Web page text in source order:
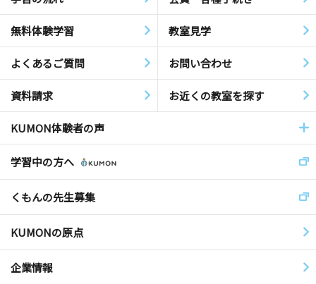
無料体験学習 教室見学
よくあるご質問 お問い合わせ
資料請求 お近くの教室を探す
KUMON体験者の声
学習中の方へ
くもんの先生募集
KUMONの原点
企業情報